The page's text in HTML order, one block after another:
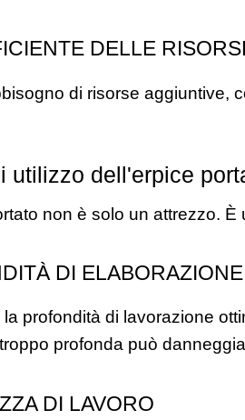
DELLE
di risorse aggiuntive,
utilizzo dell'erpice
non è solo un attrezzo.
DI ELABORAZIONE
profondità di lavorazione
profonda può
DI LAVORO